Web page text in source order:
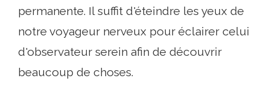
permanente. Il suffit d'éteindre les yeux de
notre voyageur nerveux pour éclairer celui
d'observateur serein afin de découvrir
beaucoup de choses.